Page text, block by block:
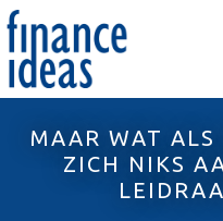
MAAR WAT ALS
ZICH NIKS